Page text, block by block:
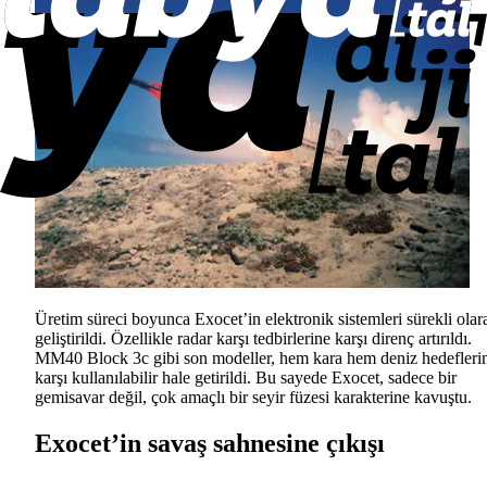
Üretim süreci boyunca Exocet’in elektronik sistemleri sürekli
geliştirildi. Özellikle radar karşı tedbirlerine karşı direnç artırıldı.
MM40 Block 3c gibi son modeller, hem kara hem deniz
karşı kullanılabilir hale getirildi. Bu sayede Exocet, sadece bir
gemisavar değil, çok amaçlı bir seyir füzesi karakterine kavuştu.
Exocet’in savaş sahnesine çıkışı